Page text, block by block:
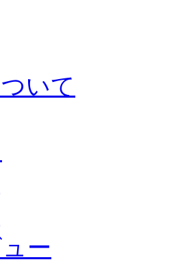
いて
ー